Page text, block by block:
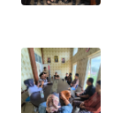
KAMI
PEDOMAN